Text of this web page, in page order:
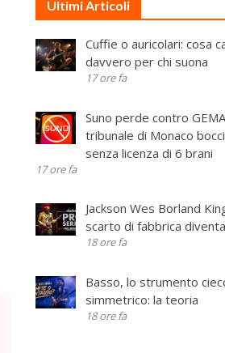
Ultimi Articoli
Cuffie o auricolari: cosa
davvero per chi suona
17 ore fa
Suno perde contro
tribunale di Monaco
senza licenza di 6 brani
17 ore fa
Jackson Wes Borland
scarto di fabbrica
18 ore fa
Basso, lo strumento
simmetrico: la teoria
18 ore fa